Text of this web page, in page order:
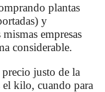
plantas
y
empresas
considerable.
justo de la
el kilo, cuando para